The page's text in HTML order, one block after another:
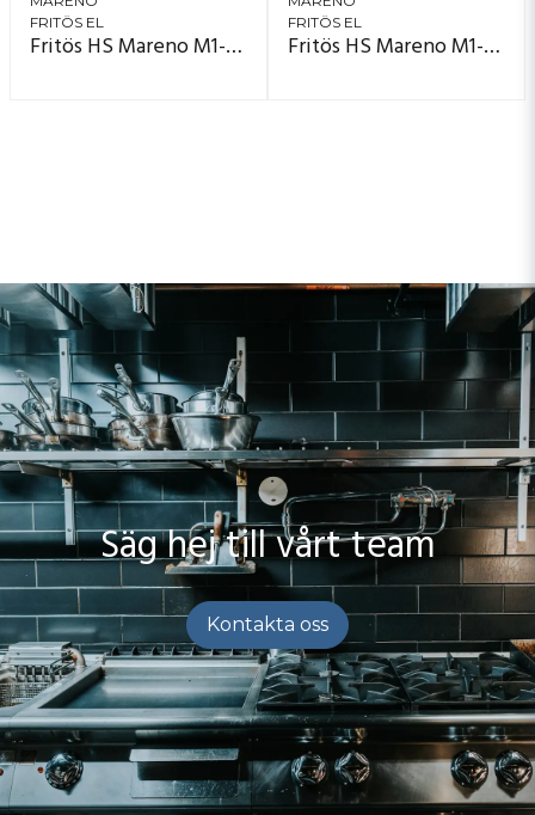
FRITÖS EL
Fritös HS Mareno M1-70 FR78E15A
FRITÖS EL
Fritös HS Mareno M1-70 FR74E10KA
Säg hej till vårt team
Kontakta oss